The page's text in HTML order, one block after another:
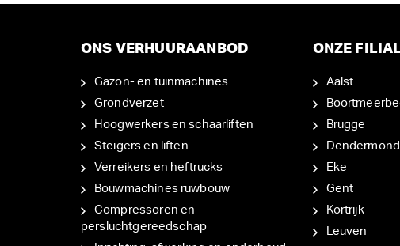
ONS VERHUURAANBOD
Gazon- en tuinmachines
Grondverzet
Hoogwerkers en schaarliften
Steigers en liften
Verreikers en heftrucks
Bouwmachines ruwbouw
Compressoren en
persluchtgereedschap
ONZE
Aalst
Brugge
Eke
Gent
Kortrijk
Leuven